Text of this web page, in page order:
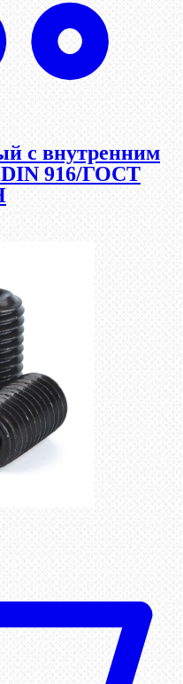
с внутренним
916/ГОСТ